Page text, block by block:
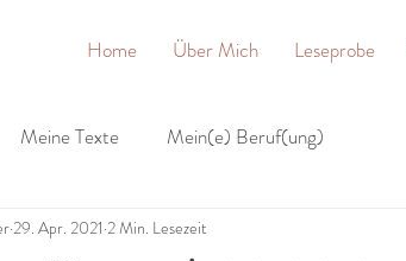
Home Über Mich Leseprobe
Meine Texte Mein(e) Beruf(ung)
29. Apr. 2021 2 Min. Lesezeit